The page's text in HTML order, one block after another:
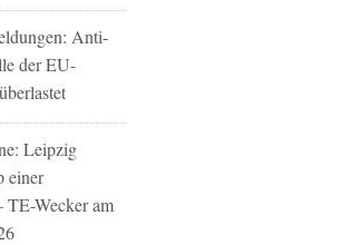
Anti-
der EU-
Leipzig
einer
TE-Wecker am